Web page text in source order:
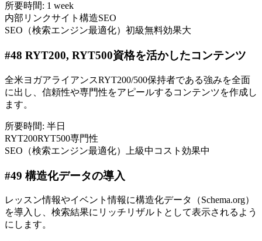
所要時間: 1 week
内部リンクサイト構造SEO
SEO（検索エンジン最適化） 初級無料効果大
#48 RYT200, RYT500資格を活かしたコンテンツ
全米ヨガアライアンスRYT200/500保持者である強みを全面
に出し、信頼性や専門性をアピールするコンテンツを作成し
ます。
所要時間: 半日
RYT200RYT500専門性
SEO（検索エンジン最適化）
上級中コスト 効果中
#49 構造化データの導入
レッスン情報やイベント情報に構造化データ（Schema.org）
を導入し、検索結果にリッチリザルトとして表示されるよう
にします。